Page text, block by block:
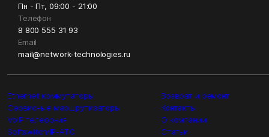
Пн - Пт, 09:00 - 21:00
Телефон
8 800 555 31 93
Email
mail@network-technologies.ru
Ethernet коммутаторы
Сервисные маршрутизаторы
VoIP телефония
Softswitch/IP-ATC
Возврат и ремонт
Контакты
О компании
Статьи